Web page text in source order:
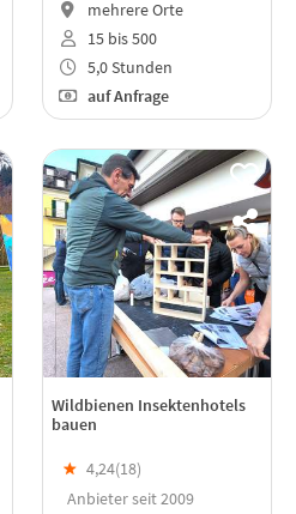
mehrere Orte
15 bis 500
5,0 Stunden
auf Anfrage
Wildbienen Insektenhotels
bauen
★ 4,24(18)
Anbieter seit 2009